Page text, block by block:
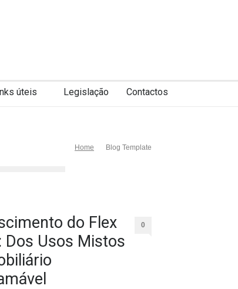
úteis Legislação Contactos
Home Blog Template
do Flex
Dos Usos Mistos
0